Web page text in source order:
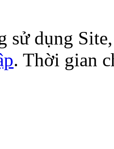
sử dụng
. Thời gian